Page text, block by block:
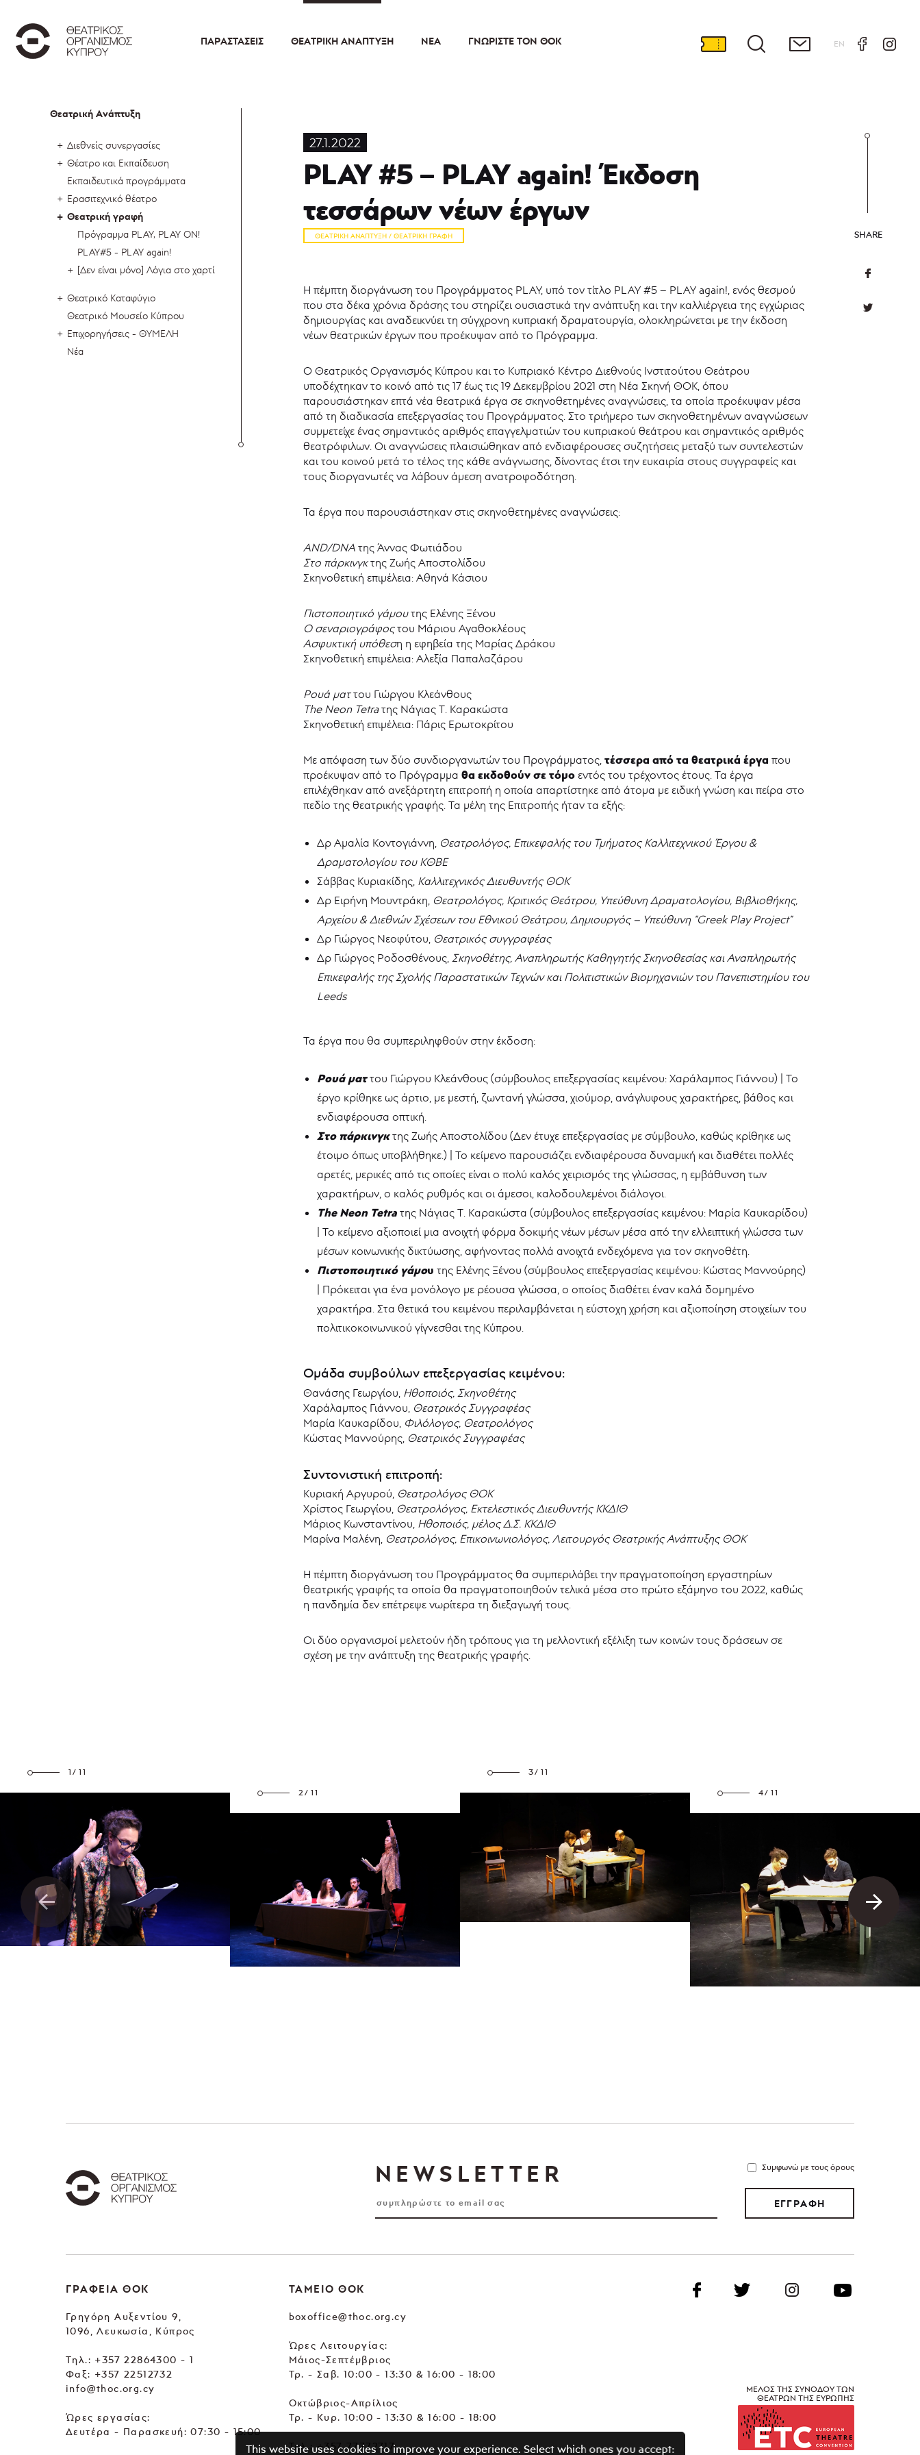
ΠΑΡΑΣΤΆΣΕΙΣ ΘΕΑΤΡΙΚΉ ΑΝΆΠΤΥΞΗ ΝΈΑ ΓΝΩΡΊΣΤΕ ΤΟΝ ΘΟΚ EN
27.1.2022
PLAY #5 – PLAY again! Έκδοση
τεσσάρων νέων έργων
ΘΕΑΤΡΙΚΉ ΑΝΆΠΤΥΞΗ / ΘΕΑΤΡΙΚΉ ΓΡΑΦΉ SHARE
Η πέμπτη διοργάνωση του Προγράμματος PLAY, υπό τον τίτλο PLAY #5 – PLAY again!, ενός θεσμού
που στα δέκα χρόνια δράσης του στηρίζει ουσιαστικά την ανάπτυξη και την καλλιέργεια της εγχώριας
δημιουργίας και αναδεικνύει τη σύγχρονη κυπριακή δραματουργία, ολοκληρώνεται με την έκδοση
νέων θεατρικών έργων που προέκυψαν από το Πρόγραμμα.
Ο Θεατρικός Οργανισμός Κύπρου και το Κυπριακό Κέντρο Διεθνούς Ινστιτούτου Θεάτρου
υποδέχτηκαν το κοινό από τις 17 έως τις 19 Δεκεμβρίου 2021 στη Νέα Σκηνή ΘΟΚ, όπου
παρουσιάστηκαν επτά νέα θεατρικά έργα σε σκηνοθετημένες αναγνώσεις, τα οποία προέκυψαν μέσα
από τη διαδικασία επεξεργασίας του Προγράμματος. Στο τριήμερο των σκηνοθετημένων αναγνώσεων
συμμετείχε ένας σημαντικός αριθμός επαγγελματιών του κυπριακού θεάτρου και σημαντικός αριθμός
θεατρόφιλων. Οι αναγνώσεις πλαισιώθηκαν από ενδιαφέρουσες συζητήσεις μεταξύ των συντελεστών
και του κοινού μετά το τέλος της κάθε ανάγνωσης, δίνοντας έτσι την ευκαιρία στους συγγραφείς και
τους διοργανωτές να λάβουν άμεση ανατροφοδότηση.
Τα έργα που παρουσιάστηκαν στις σκηνοθετημένες αναγνώσεις:
ΑΝD/DNA της Άννας Φωτιάδου
Στο πάρκινγκτης Ζωής Αποστολίδου
Σκηνοθετική επιμέλεια: Αθηνά Κάσιου
Πιστοποιητικό γάμουτης Ελένης Ξένου
Ο σεναριογράφοςτου Μάριου Αγαθοκλέους
Ασφυκτική υπόθεση η εφηβεία της Μαρίας Δράκου
Σκηνοθετική επιμέλεια: Αλεξία Παπαλαζάρου
Ρουά ματτου Γιώργου Κλεάνθους
The Neon Tetraτης Νάγιας Τ. Καρακώστα
Σκηνοθετική επιμέλεια: Πάρις Ερωτοκρίτου
Με απόφαση των δύο συνδιοργανωτών του Προγράμματος, τέσσερα από τα θεατρικά έργα που
προέκυψαν από το Πρόγραμμα θα εκδοθούν σε τόμο εντός του τρέχοντος έτους. Τα έργα
επιλέχθηκαν από ανεξάρτητη επιτροπή η οποία απαρτίστηκε από άτομα με ειδική γνώση και πείρα στο
πεδίο της θεατρικής γραφής. Τα μέλη της Επιτροπής ήταν τα εξής:
Δρ Αμαλία Κοντογιάννη, Θεατρολόγος, Επικεφαλής του Τμήματος Καλλιτεχνικού Έργου &
Δραματολογίου του ΚΘΒΕ
Σάββας Κυριακίδης, Καλλιτεχνικός Διευθυντής ΘΟΚ
Δρ Ειρήνη Μουντράκη, Θεατρολόγος, Κριτικός Θεάτρου, Υπεύθυνη Δραματολογίου, Βιβλιοθήκης,
Αρχείου & Διεθνών Σχέσεων του Εθνικού Θεάτρου, Δημιουργός – Υπεύθυνη “Greek Play Project”
Δρ Γιώργος Νεοφύτου, Θεατρικός συγγραφέας
Δρ Γιώργος Ροδοσθένους, Σκηνοθέτης, Αναπληρωτής Καθηγητής Σκηνοθεσίας και Αναπληρωτής
Επικεφαλής της Σχολής Παραστατικών Τεχνών και Πολιτιστικών Βιομηχανιών του Πανεπιστημίου του
Leeds
Τα έργα που θα συμπεριληφθούν στην έκδοση:
Ρουά ματτου Γιώργου Κλεάνθους (σύμβουλος επεξεργασίας κειμένου: Χαράλαμπος Γιάννου) | Το
έργο κρίθηκε ως άρτιο, με μεστή, ζωντανή γλώσσα, χιούμορ, ανάγλυφους χαρακτήρες, βάθος και
ενδιαφέρουσα οπτική.
Στο πάρκινγκτης Ζωής Αποστολίδου (Δεν έτυχε επεξεργασίας με σύμβουλο, καθώς κρίθηκε ως
έτοιμο όπως υποβλήθηκε.) | Το κείμενο παρουσιάζει ενδιαφέρουσα δυναμική και διαθέτει πολλές
αρετές, μερικές από τις οποίες είναι ο πολύ καλός χειρισμός της γλώσσας, η εμβάθυνση των
χαρακτήρων, ο καλός ρυθμός και οι άμεσοι, καλοδουλεμένοι διάλογοι.
The Neon Tetra της Νάγιας Τ. Καρακώστα (σύμβουλος επεξεργασίας κειμένου: Μαρία Καυκαρίδου)
| Το κείμενο αξιοποιεί μια ανοιχτή φόρμα δοκιμής νέων μέσων μέσα από την ελλειπτική γλώσσα των
μέσων κοινωνικής δικτύωσης, αφήνοντας πολλά ανοιχτά ενδεχόμενα για τον σκηνοθέτη.
Πιστοποιητικό γάμου της Ελένης Ξένου (σύμβουλος επεξεργασίας κειμένου: Κώστας Μαννούρης)
| Πρόκειται για ένα μονόλογο με ρέουσα γλώσσα, ο οποίος διαθέτει έναν καλά δομημένο
χαρακτήρα. Στα θετικά του κειμένου περιλαμβάνεται η εύστοχη χρήση και αξιοποίηση στοιχείων του
πολιτικοκοινωνικού γίγνεσθαι της Κύπρου.
Ομάδα συμβούλων επεξεργασίας κειμένου:
Θανάσης Γεωργίου, Ηθοποιός, Σκηνοθέτης
Χαράλαμπος Γιάννου, Θεατρικός Συγγραφέας
Μαρία Καυκαρίδου, Φιλόλογος, Θεατρολόγος
Κώστας Μαννούρης, Θεατρικός Συγγραφέας
Συντονιστική επιτροπή:
Κυριακή Αργυρού, Θεατρολόγος ΘΟΚ
Χρίστος Γεωργίου, Θεατρολόγος, Εκτελεστικός Διευθυντής ΚΚΔΙΘ
Μάριος Κωνσταντίνου, Ηθοποιός, μέλος Δ.Σ. ΚΚΔΙΘ
Μαρίνα Μαλένη, Θεατρολόγος, Επικοινωνιολόγος, Λειτουργός Θεατρικής Ανάπτυξης ΘΟΚ
Η πέμπτη διοργάνωση του Προγράμματος θα συμπεριλάβει την πραγματοποίηση εργαστηρίων
θεατρικής γραφής τα οποία θα πραγματοποιηθούν τελικά μέσα στο πρώτο εξάμηνο του 2022, καθώς
η πανδημία δεν επέτρεψε νωρίτερα τη διεξαγωγή τους.
Οι δύο οργανισμοί μελετούν ήδη τρόπους για τη μελλοντική εξέλιξη των κοινών τους δράσεων σε
σχέση με την ανάπτυξη της θεατρικής γραφής.
Θεατρική Ανάπτυξη
Διεθνείς συνεργασίες
Θέατρο και Εκπαίδευση
Εκπαιδευτικά προγράμματα
Ερασιτεχνικό θέατρο
Θεατρική γραφή
Πρόγραμμα PLAY, PLAY ON!
PLAY#5 - PLAY again!
[Δεν είναι μόνο] Λόγια στο χαρτί
Θεατρικό Καταφύγιο
Θεατρικό Μουσείο Κύπρου
Επιχορηγήσεις - ΘΥΜΕΛΗ
Νέα
1/11
2/11
3/11
4/11
NEWSLETTER Συμφωνώ με τους όρους
ΕΓΓΡΑΦΗ
ΓΡΑΦΕΙΑ ΘΟΚ
Γρηγόρη Αυξεντίου 9,
1096, Λευκωσία, Κύπρος
Tηλ.: +357 22864300 - 1
Φαξ: +357 22512732
info@thoc.org.cy
Ώρες εργασίας:
Δευτέρα - Παρασκευή: 07:30 - 15:00
ΤΑΜΕΙΟ ΘΟΚ
boxoffice@thoc.org.cy
Ώρες Λειτουργίας:
Μάιος-Σεπτέμβριος
Τρ. - Σαβ. 10:00 - 13:30 & 16:00 - 18:00
Οκτώβριος-Απρίλιος
Τρ. - Κυρ. 10:00 - 13:30 & 16:00 - 18:00
Τηλ.:+357 77772717
ΜΕΛΟΣ ΤΗΣ ΣΥΝΟΔΟΥ ΤΩΝ
ΘΕΑΤΡΩΝ ΤΗΣ ΕΥΡΩΠΗΣ
This website uses cookies to improve your experience. Select which ones you accept: